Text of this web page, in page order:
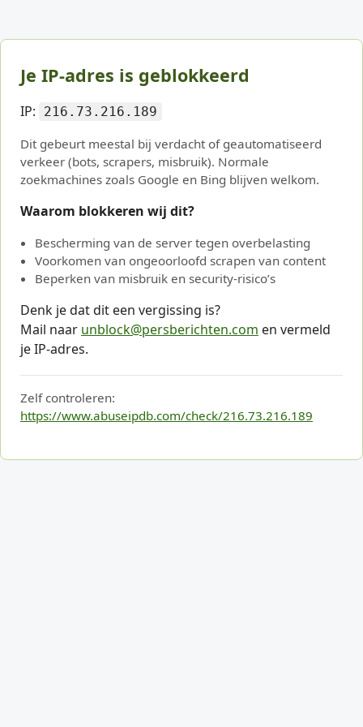
Je IP-adres is geblokkeerd
IP: 216.73.216.189
Dit gebeurt meestal bij verdacht of geautomatiseerd
verkeer (bots, scrapers, misbruik). Normale
zoekmachines zoals Google en Bing blijven welkom.
Waarom blokkeren wij dit?
Bescherming van de server tegen overbelasting
Voorkomen van ongeoorloofd scrapen van content
Beperken van misbruik en security-risico’s
Denk je dat dit een vergissing is?
Mail naar unblock@persberichten.com en vermeld
je IP-adres.
Zelf controleren:
https://www.abuseipdb.com/check/216.73.216.189